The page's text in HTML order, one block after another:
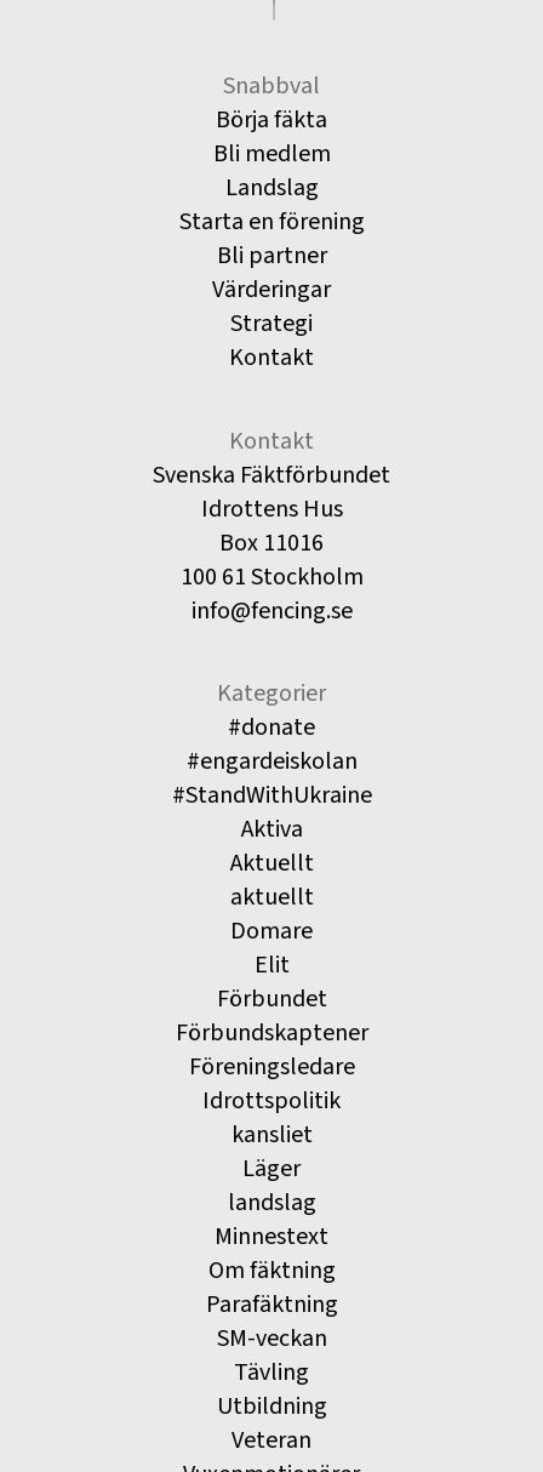
Snabbval
Börja fäkta
Bli medlem
Landslag
Starta en förening
Bli partner
Värderingar
Strategi
Kontakt
Kontakt
Svenska Fäktförbundet
Idrottens Hus
Box 11016
100 61 Stockholm
info@fencing.se
Kategorier
#donate
#engardeiskolan
#StandWithUkraine
Aktiva
Aktuellt
aktuellt
Domare
Elit
Förbundet
Förbundskaptener
Föreningsledare
Idrottspolitik
kansliet
Läger
landslag
Minnestext
Om fäktning
Parafäktning
SM-veckan
Tävling
Utbildning
Veteran